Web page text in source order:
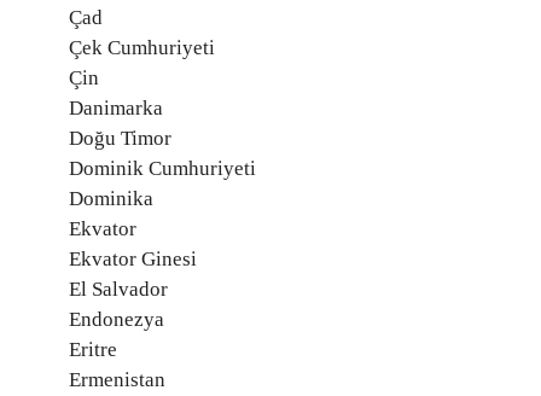
Çad
Çek Cumhuriyeti
Çin
Danimarka
Doğu Timor
Dominik Cumhuriyeti
Dominika
Ekvator
Ekvator Ginesi
El Salvador
Endonezya
Eritre
Ermenistan